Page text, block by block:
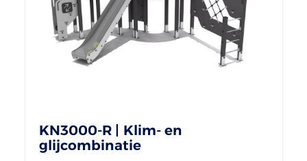
KN3000-R | Klim- en
glijcombinatie